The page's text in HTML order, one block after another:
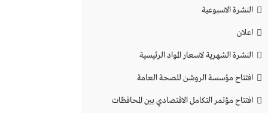
النشرة الاسبوعية
اعلان
النشرة الشهرية لاسعار المواد الرئيسية
افتتاح مؤسسة الروشن للصحة العامة
افتتاح مؤتمر التكامل الاقتصادي بين المحافظات